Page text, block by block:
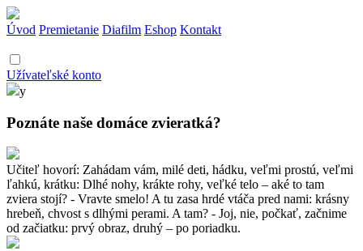
Úvod Premietanie Diafilm Eshop Kontakt
Užívateľské konto
y
Poznáte naše domáce zvieratká?
Učiteľ hovorí: Zahádam vám, milé deti, hádku, veľmi prostú, veľmi
ľahkú, krátku: Dlhé nohy, krákte rohy, veľké telo – aké to tam
zviera stojí? - Vravte smelo! A tu zasa hrdé vtáča pred nami: krásny
hrebeň, chvost s dlhými perami. A tam? - Joj, nie, počkať, začnime
od začiatku: prvý obraz, druhý – po poriadku.